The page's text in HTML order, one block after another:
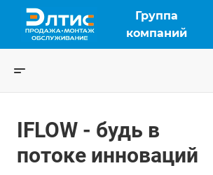
Группа
компаний
IFLOW - будь в
потоке инноваций